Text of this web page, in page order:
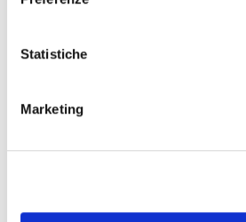
Statistiche
Marketing
Maccheroncelli di Gragnano al
Filetto di maialino al rosso di